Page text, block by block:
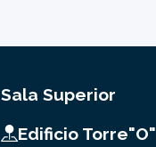
Sala Superior
Edificio Torre"O"